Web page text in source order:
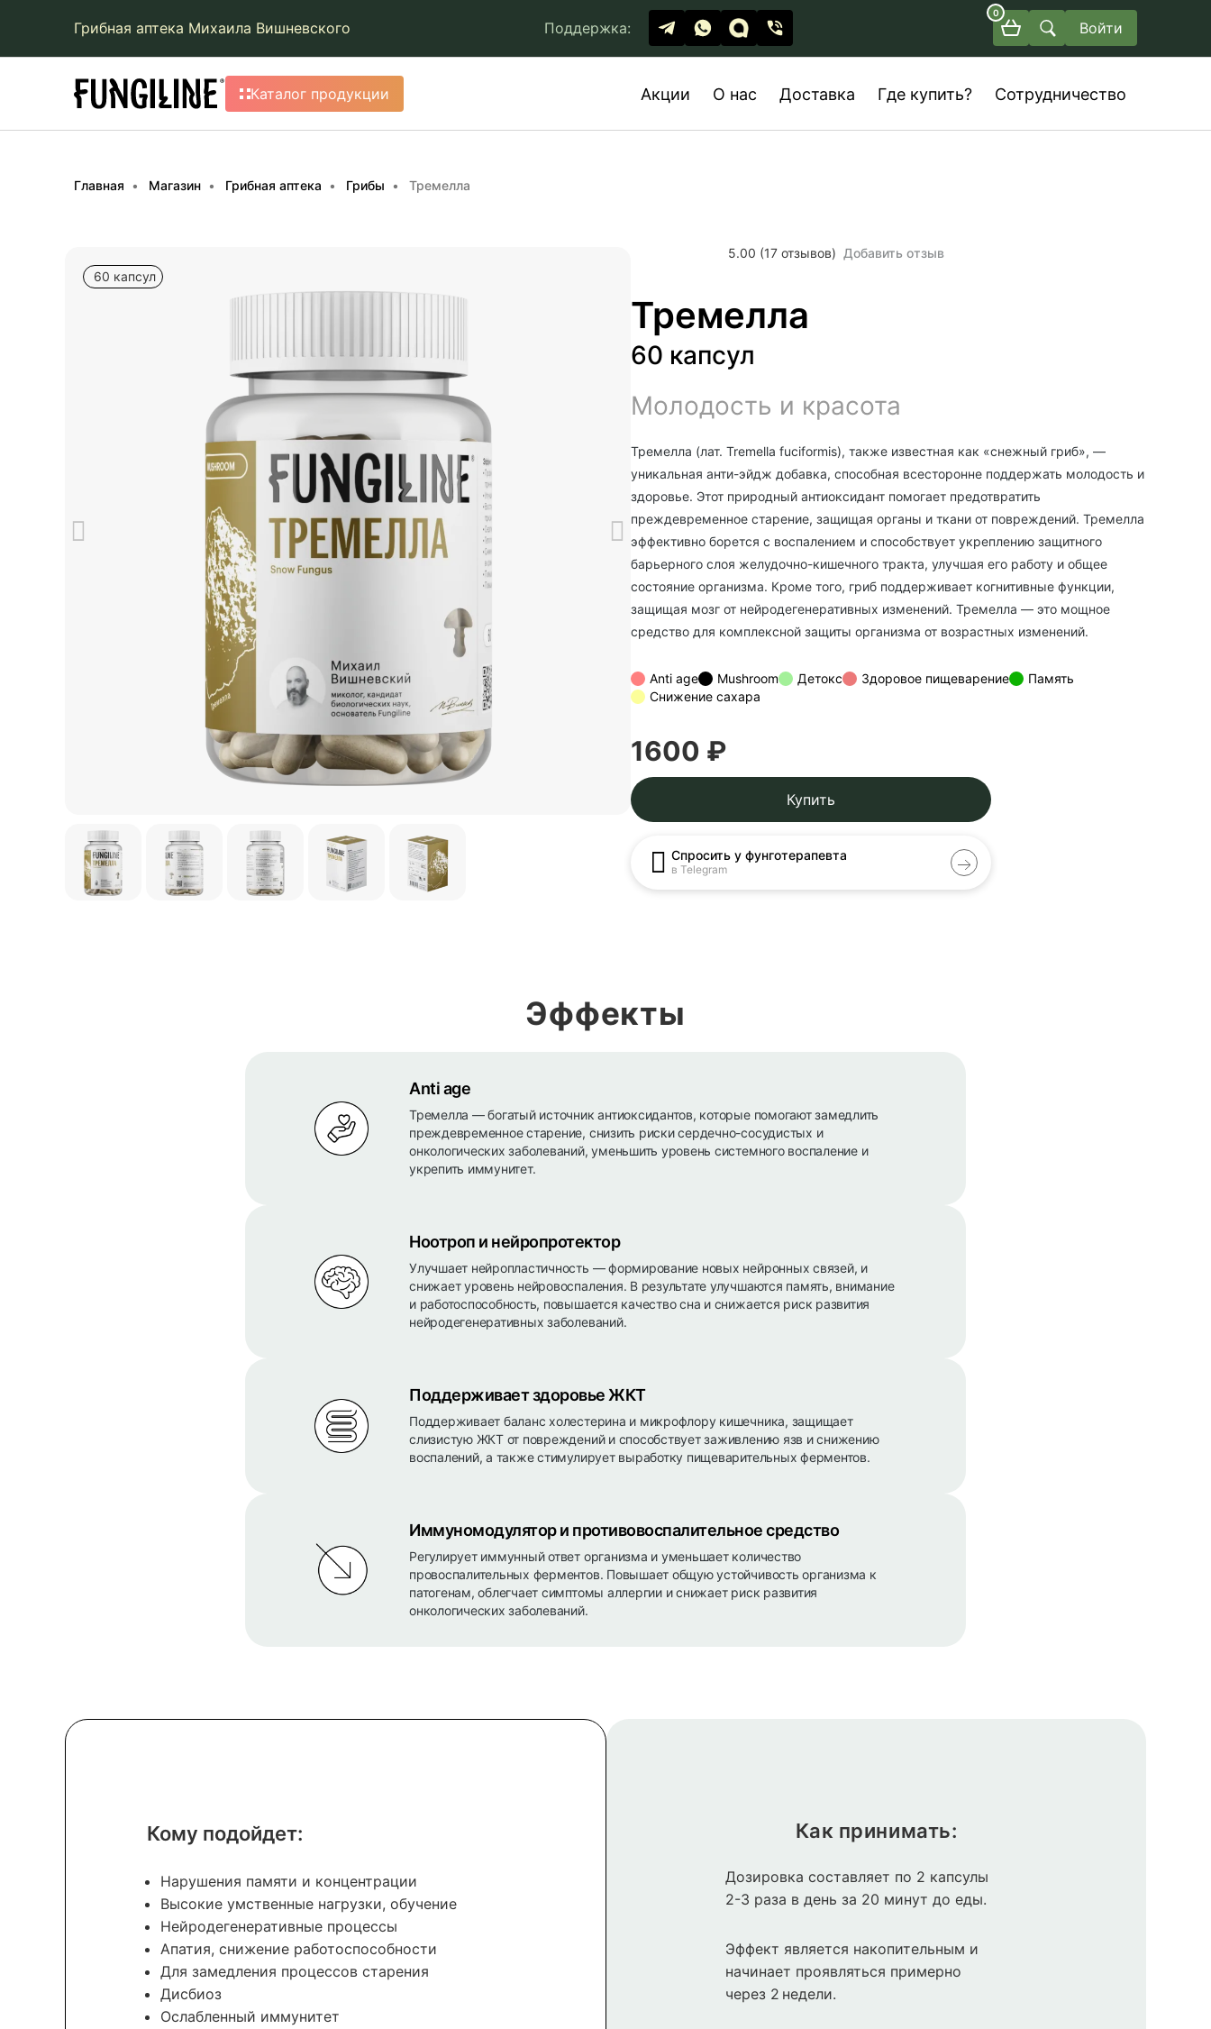
Грибная аптека Михаила Вишневского Поддержка:
0
Войти
Каталог продукции Акции О нас Доставка Где купить? Сотрудничество
Главная Магазин Грибная аптека Грибы Тремелла
60 капсул
5.00 (17 отзывов) Добавить отзыв
Тремелла
60 капсул
Молодость и красота
Тремелла (лат. Tremella fuciformis), также известная как «снежный гриб», —
уникальная анти-эйдж добавка, способная всесторонне поддержать молодость и
здоровье. Этот природный антиоксидант помогает предотвратить
преждевременное старение, защищая органы и ткани от повреждений. Тремелла
эффективно борется с воспалением и способствует укреплению защитного
барьерного слоя желудочно-кишечного тракта, улучшая его работу и общее
состояние организма. Кроме того, гриб поддерживает когнитивные функции,
защищая мозг от нейродегенеративных изменений. Тремелла — это мощное
средство для комплексной защиты организма от возрастных изменений.
Anti age Mushroom Детокс Здоровое пищеварение
Память
Снижение сахара
1600 ₽
Купить
Спросить у фунготерапевта
в Telegram
Эффекты
Anti age
Тремелла — богатый источник антиоксидантов, которые помогают замедлить
преждевременное старение, снизить риски сердечно-сосудистых и
онкологических заболеваний, уменьшить уровень системного воспаление и
укрепить иммунитет.
Ноотроп и нейропротектор
Улучшает нейропластичность — формирование новых нейронных связей, и
снижает уровень нейровоспаления. В результате улучшаются память, внимание
и работоспособность, повышается качество сна и снижается риск развития
нейродегенеративных заболеваний.
Поддерживает здоровье ЖКТ
Поддерживает баланс холестерина и микрофлору кишечника, защищает
слизистую ЖКТ от повреждений и способствует заживлению язв и снижению
воспалений, а также стимулирует выработку пищеварительных ферментов.
Иммуномодулятор и противовоспалительное средство
Регулирует иммунный ответ организма и уменьшает количество
провоспалительных ферментов. Повышает общую устойчивость организма к
патогенам, облегчает симптомы аллергии и снижает риск развития
онкологических заболеваний.
Кому подойдет:
Нарушения памяти и концентрации
Высокие умственные нагрузки, обучение
Нейродегенеративные процессы
Апатия, снижение работоспособности
Для замедления процессов старения
Дисбиоз
Ослабленный иммунитет
Как принимать:
Дозировка составляет по 2 капсулы
2-3 раза в день за 20 минут до еды.
Эффект является накопительным и
начинает проявляться примерно
через 2 недели.